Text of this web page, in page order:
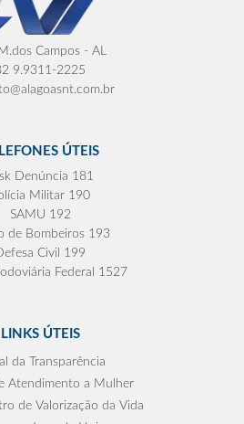
Campos - AL
9.9311-2225
ÚTEIS
Denúncia 181
Militar 190
SAMU 192
de Bombeiros 193
Civil 199
Federal 1527
LINKS ÚTEIS
da Transparência
Atendimento a Mulher
de Valorização da Vida